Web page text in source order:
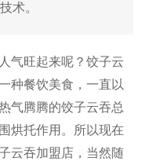
术。
气旺起来呢？饺子云
种餐饮美食，一直以
气腾腾的饺子云吞总
烘托作用。所以现在
云吞加盟店，当然随